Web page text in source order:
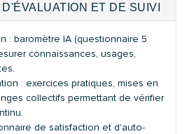
ET DE SUIVI
: baromètre IA (questionnaire 5
connaissances, usages,
: exercices pratiques, mises en
collectifs permettant de vérifier
de satisfaction et d'auto-